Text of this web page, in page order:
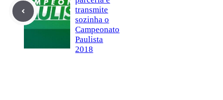
transmite
sozinha o
Campeonato
Paulista
2018